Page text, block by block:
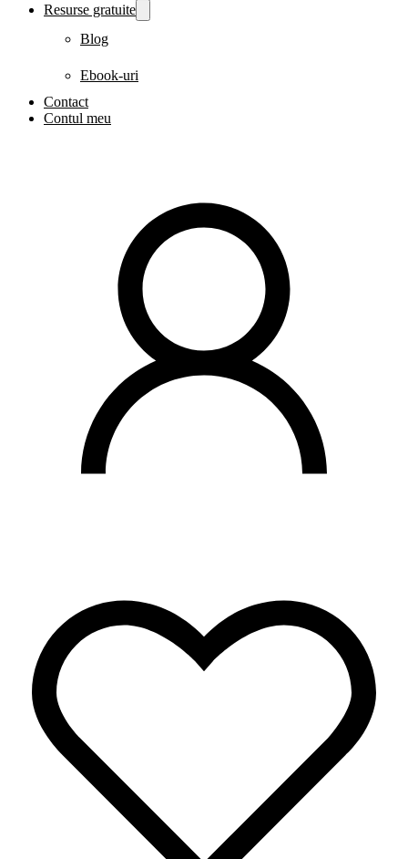
Resurse gratuite
Blog
Ebook-uri
Contact
Contul meu